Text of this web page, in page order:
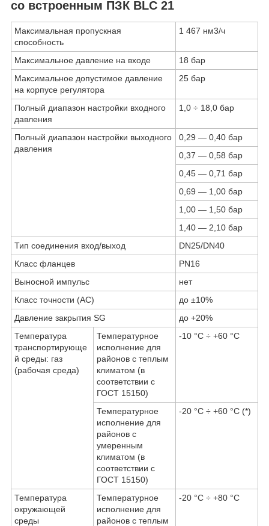
со встроенным ПЗК BLC 21
Максимальная пропускная
способность
1 467 нм3/ч
Максимальное давление на входе
18 бар
Максимальное допустимое давление
на корпусе регулятора
25 бар
Полный диапазон настройки входного
давления
1,0 ÷ 18,0 бар
Полный диапазон настройки выходного
давления
0,29 — 0,40 бар
0,37 — 0,58 бар
0,45 — 0,71 бар
0,69 — 1,00 бар
1,00 — 1,50 бар
1,40 — 2,10 бар
Тип соединения вход/выход
DN25/DN40
Класс фланцев
PN16
Выносной импульс
нет
Класc точности (АС)
до ±10%
Давление закрытия SG
до +20%
Температура
транспортирующе
й среды: газ
(рабочая среда)
Температурное
исполнение для
районов с теплым
климатом (в
соответствии с
ГОСТ 15150)
-10 °С ÷ +60 °С
Температурное
исполнение для
районов с
умеренным
климатом (в
соответствии с
ГОСТ 15150)
-20 °С ÷ +60 °С (*)
Температура
окружающей
среды
Температурное
исполнение для
районов с теплым
-20 °С ÷ +80 °С